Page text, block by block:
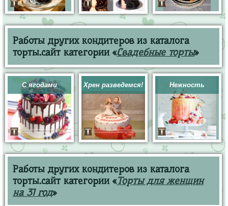
Работы других кондитеров из каталога
торты.сайт категории «Свадебные торты»
С ягодами Хрен разведемся! Нежность
Работы других кондитеров из каталога
торты.сайт категории «Торты для женщин
на 31 год»